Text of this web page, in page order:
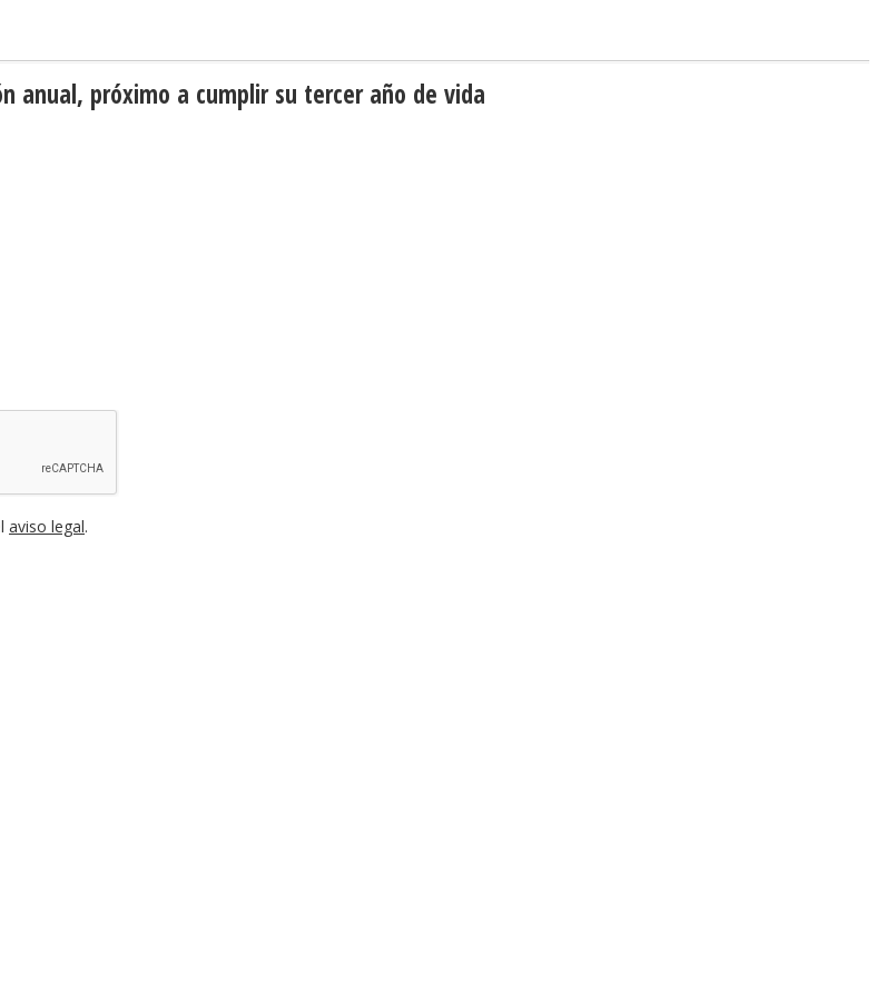
anual, próximo a cumplir su tercer año de vida
aviso legal.